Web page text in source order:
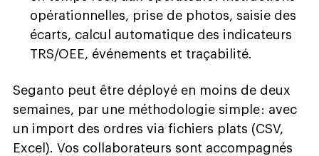
opérationnelles, prise de photos, saisie des
écarts, calcul automatique des indicateurs
TRS/OEE, événements et traçabilité.
Seganto peut être déployé en moins de deux
semaines, par une méthodologie simple : avec
un import des ordres via fichiers plats (CSV,
Excel). Vos collaborateurs sont accompagnés